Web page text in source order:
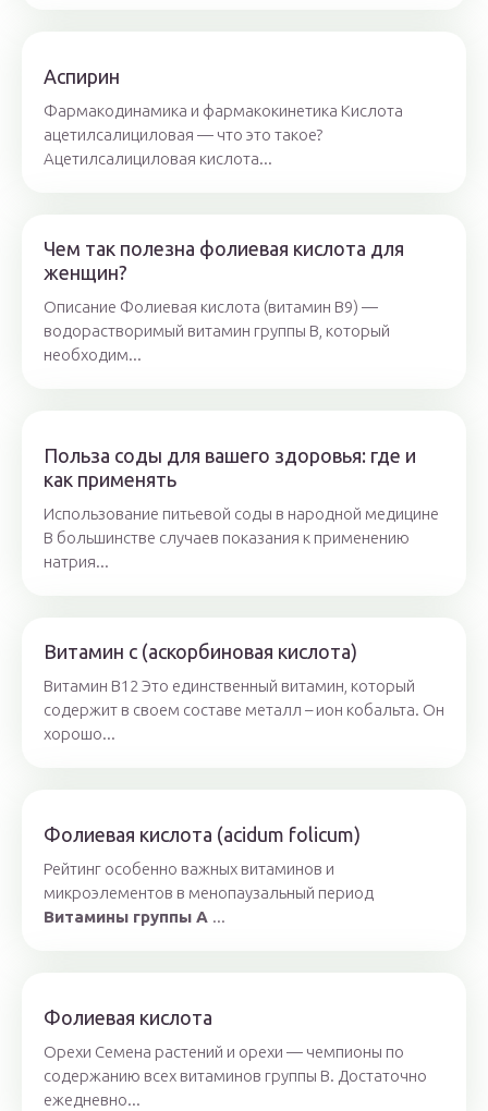
Аспирин
Фармакодинамика и фармакокинетика Кислота
ацетилсалициловая — что это такое?
Ацетилсалициловая кислота...
Чем так полезна фолиевая кислота для
женщин?
Описание Фолиевая кислота (витамин B9) —
водорастворимый витамин группы B, который
необходим...
Польза соды для вашего здоровья: где и
как применять
Использование питьевой соды в народной медицине
В большинстве случаев показания к применению
натрия...
Витамин c (аскорбиновая кислота)
Витамин B12 Это единственный витамин, который
содержит в своем составе металл – ион кобальта. Он
хорошо...
Фолиевая кислота (acidum folicum)
Рейтинг особенно важных витаминов и
микроэлементов в менопаузальный период
Витамины группы А ...
Фолиевая кислота
Орехи Семена растений и орехи — чемпионы по
содержанию всех витаминов группы В. Достаточно
ежедневно...